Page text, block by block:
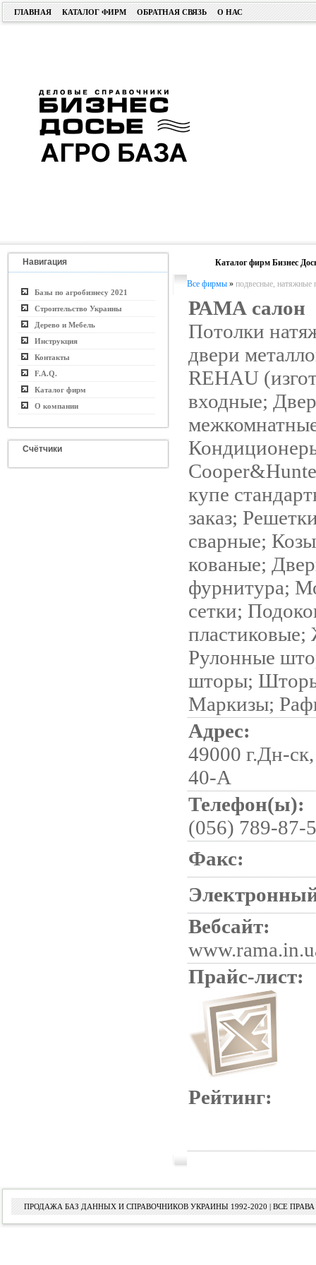
ГЛАВНАЯ КАТАЛОГ ФИРМ ОБРАТНАЯ СВЯЗЬ О НАС
Навигация
Базы по агробизнесу 2021
Строительство Украины
Дерево и Мебель
Инструкция
Контакты
F.A.Q.
Каталог фирм
О компании
Счётчики
Каталог фирм Бизнес
Все фирмы » подвесные, натяжные
РАМА салон
Потолки
двери
REHAU
входные;
купе
заказ;
сварные;
кованые;
фурнитура;
сетки;
Рулонные
шторы;
Маркизы;
Адрес:
49000 г.Дн-
40-А
Телефон(ы):
(056) 789-87-
Факс:
Вебсайт:
Прайс-лист:
Рейтинг:
ПРОДАЖА БАЗ ДАННЫХ И СПРАВОЧНИКОВ УКРАИНЫ 1992-2020 | ВСЕ